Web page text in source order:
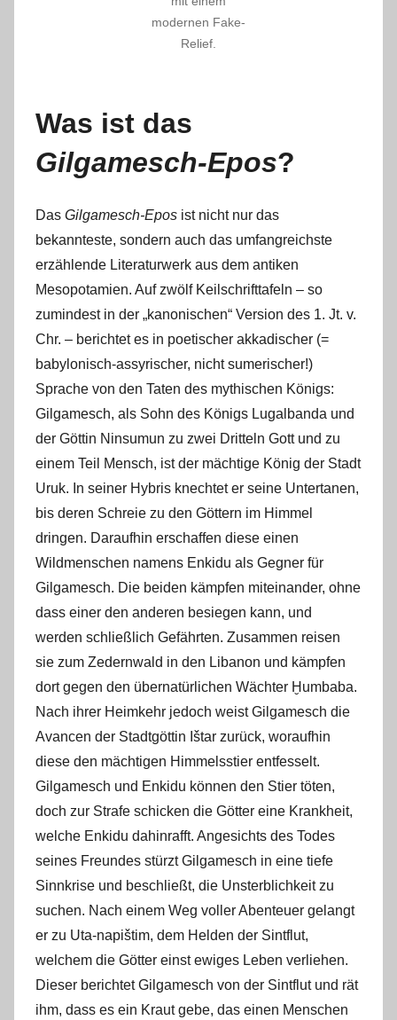
modernen Fake-
Relief.
Was ist das
Gilgamesch-Epos?
Das Gilgamesch-Epos ist nicht nur das
bekannteste, sondern auch das umfangreichste
erzählende Literaturwerk aus dem antiken
Mesopotamien. Auf zwölf Keilschrifttafeln – so
zumindest in der „kanonischen“ Version des 1. Jt. v.
Chr. ‒ berichtet es in poetischer akkadischer (=
babylonisch-assyrischer, nicht sumerischer!)
Sprache von den Taten des mythischen Königs:
Gilgamesch, als Sohn des Königs Lugalbanda und
der Göttin Ninsumun zu zwei Dritteln Gott und zu
einem Teil Mensch, ist der mächtige König der Stadt
Uruk. In seiner Hybris knechtet er seine Untertanen,
bis deren Schreie zu den Göttern im Himmel
dringen. Daraufhin erschaffen diese einen
Wildmenschen namens Enkidu als Gegner für
Gilgamesch. Die beiden kämpfen miteinander, ohne
dass einer den anderen besiegen kann, und
werden schließlich Gefährten. Zusammen reisen
sie zum Zedernwald in den Libanon und kämpfen
dort gegen den übernatürlichen Wächter Ḫumbaba.
Nach ihrer Heimkehr jedoch weist Gilgamesch die
Avancen der Stadtgöttin Ištar zurück, woraufhin
diese den mächtigen Himmelsstier entfesselt.
Gilgamesch und Enkidu können den Stier töten,
doch zur Strafe schicken die Götter eine Krankheit,
welche Enkidu dahinrafft. Angesichts des Todes
seines Freundes stürzt Gilgamesch in eine tiefe
Sinnkrise und beschließt, die Unsterblichkeit zu
suchen. Nach einem Weg voller Abenteuer gelangt
er zu Uta-napištim, dem Helden der Sintflut,
welchem die Götter einst ewiges Leben verliehen.
Dieser berichtet Gilgamesch von der Sintflut und rät
ihm, dass es ein Kraut gebe, das einen Menschen